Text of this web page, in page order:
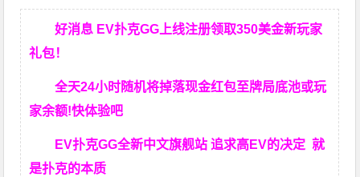
好消息 EV扑克GG上线注册领取350美金新玩家
礼包！
全天24小时随机将掉落现金红包至牌局底池或玩
家余额!快体验吧
EV扑克GG全新中文旗舰站 追求高EV 的决定就
是扑克的本质